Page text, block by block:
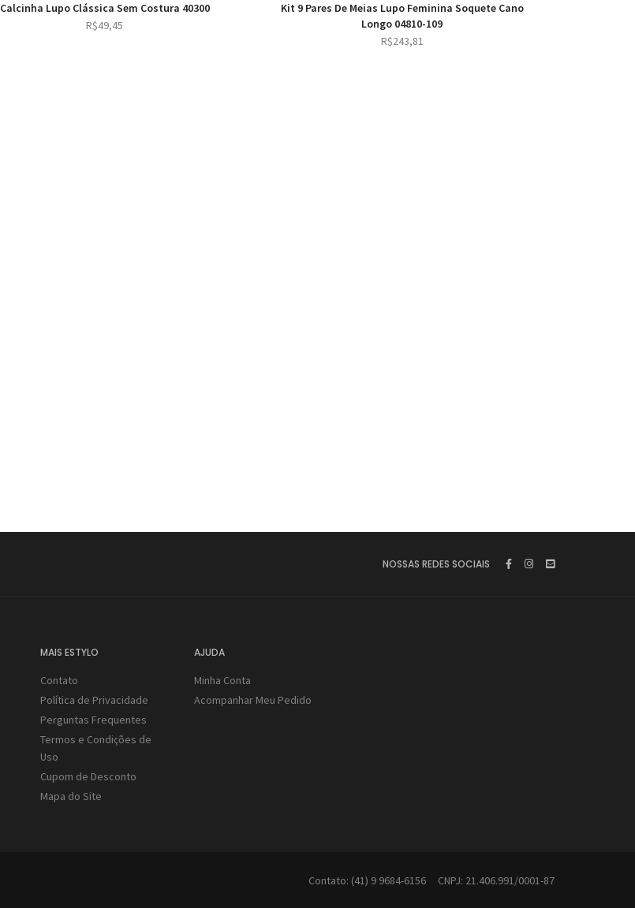
Calcinha Lupo Clássica Sem Costura 40300
R$49,45
Kit 9 Pares De Meias Lupo Feminina Soquete Cano
Longo 04810-109
R$243,81
NOSSAS REDES SOCIAIS
MAIS ESTYLO
Contato
Política de Privacidade
Perguntas Frequentes
Termos e Condições de
Uso
Cupom de Desconto
Mapa do Site
AJUDA
Minha Conta
Acompanhar Meu Pedido
Contato: (41) 9 9684-6156 CNPJ: 21.406.991/0001-87